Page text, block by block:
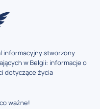
informacyjny stworzony
w Belgii: informacje o
dotyczące życia
ważne!